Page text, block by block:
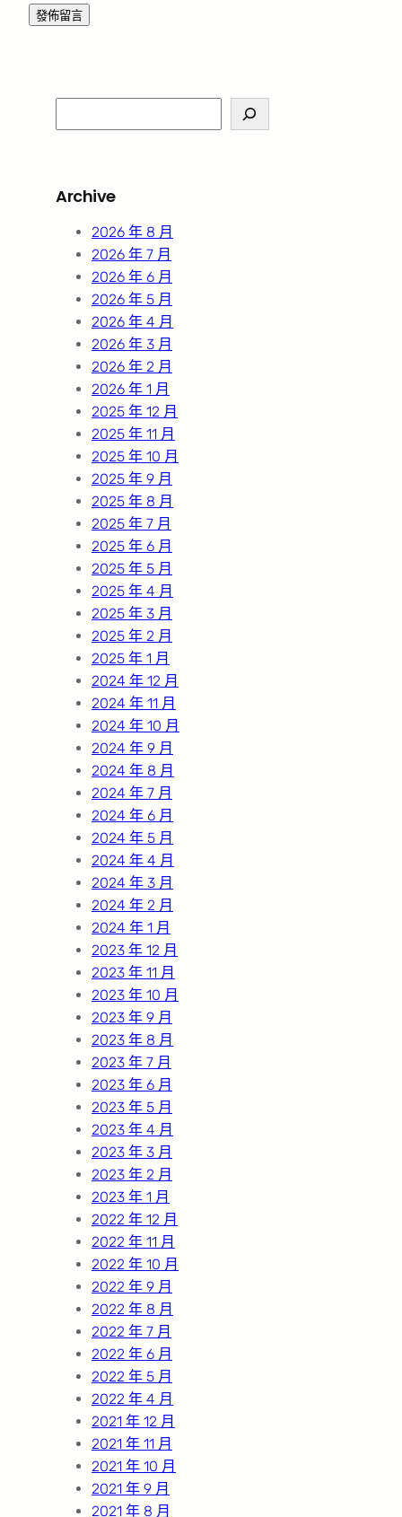
e
c
Archive
2026 年 8 月
2026 年 7 月
2026 年 6 月
2026 年 5 月
2026 年 4 月
2026 年 3 月
2026 年 2 月
2026 年 1 月
2025 年 12 月
2025 年 11 月
2025 年 10 月
2025 年 9 月
2025 年 8 月
2025 年 7 月
2025 年 6 月
2025 年 5 月
2025 年 4 月
2025 年 3 月
2025 年 2 月
2025 年 1 月
2024 年 12 月
2024 年 11 月
2024 年 10 月
2024 年 9 月
2024 年 8 月
2024 年 7 月
2024 年 6 月
2024 年 5 月
2024 年 4 月
2024 年 3 月
2024 年 2 月
2024 年 1 月
2023 年 12 月
2023 年 11 月
2023 年 10 月
2023 年 9 月
2023 年 8 月
2023 年 7 月
2023 年 6 月
2023 年 5 月
2023 年 4 月
2023 年 3 月
2023 年 2 月
2023 年 1 月
2022 年 12 月
2022 年 11 月
2022 年 10 月
2022 年 9 月
2022 年 8 月
2022 年 7 月
2022 年 6 月
2022 年 5 月
2022 年 4 月
2021 年 12 月
2021 年 11 月
2021 年 10 月
2021 年 9 月
2021 年 8 月